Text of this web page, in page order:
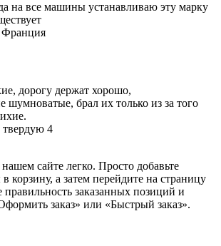
на все машины устанавливаю эту марку
дорогу держат хорошо,
шумноватые, брал их только из за того
4
сайте легко. Просто добавьте
корзину, а затем перейдите на страницу
правильность заказанных позиций и
заказ» или «Быстрый заказ».